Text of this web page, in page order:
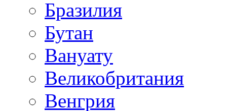
Бразилия
Бутан
Вануату
Великобритания
Венгрия